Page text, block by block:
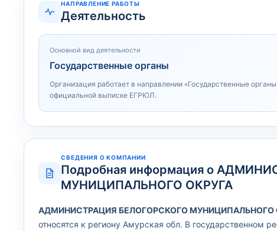
НАПРАВЛЕНИЕ РАБОТЫ
Деятельность
Основной вид деятельности
Государственные органы
Организация работает в направлении «Государственные
официальной выписке ЕГРЮЛ.
СВЕДЕНИЯ О КОМПАНИИ
Подробная информация о
МУНИЦИПАЛЬНОГО ОКРУГА
АДМИНИСТРАЦИЯ БЕЛОГОРСКОГО МУНИЦИПАЛЬНОГО
относятся к региону Амурская обл. В государственном